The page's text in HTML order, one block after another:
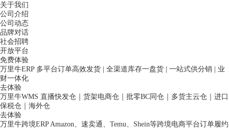
关于我们
公司介绍
公司动态
品牌对话
社会招聘
开放平台
免费体验
万里牛ERP 多平台订单高效发货 | 全渠道库存一盘货 | 一站式供分销 | 业
财一体化
去体验
万里牛WMS 直播快发仓｜货架电商仓｜批零BC同仓｜多货主云仓｜进口
保税仓｜海外仓
去体验
万里牛跨境ERP Amazon、速卖通、Temu、Shein等跨境电商平台订单履约